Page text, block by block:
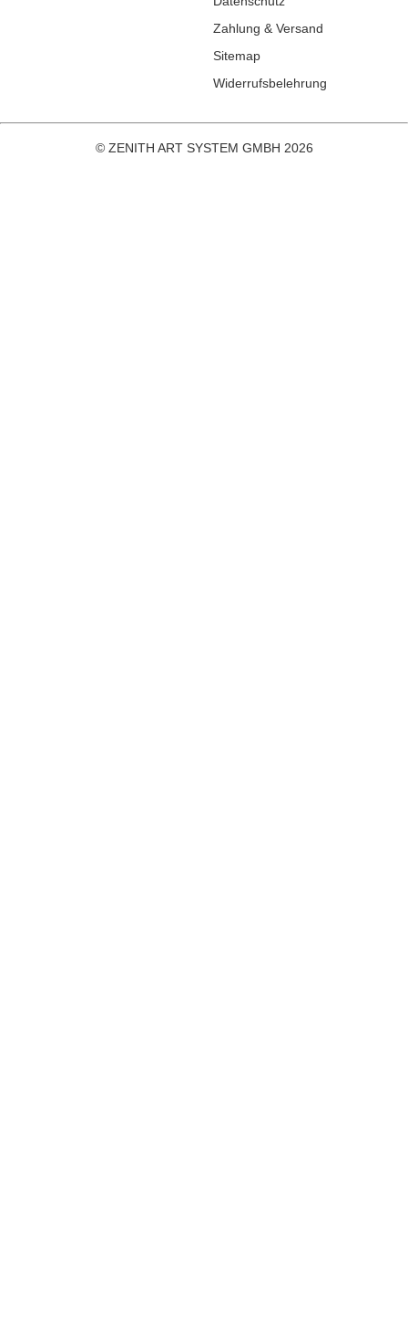
Zahlung & Versand
Sitemap
Widerrufsbelehrung
© ZENITH ART SYSTEM GMBH 2026